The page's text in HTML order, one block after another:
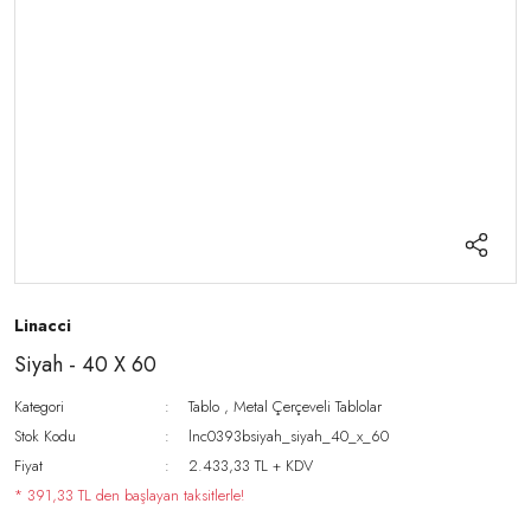
Linacci
Siyah - 40 X 60
Kategori Tablo ,Metal Çerçeveli Tablolar
Stok Kodu
lnc0393bsiyah_siyah_40_x_60
Fiyat
2.433,33 TL + KDV
* 391,33 TL den başlayan taksitlerle!